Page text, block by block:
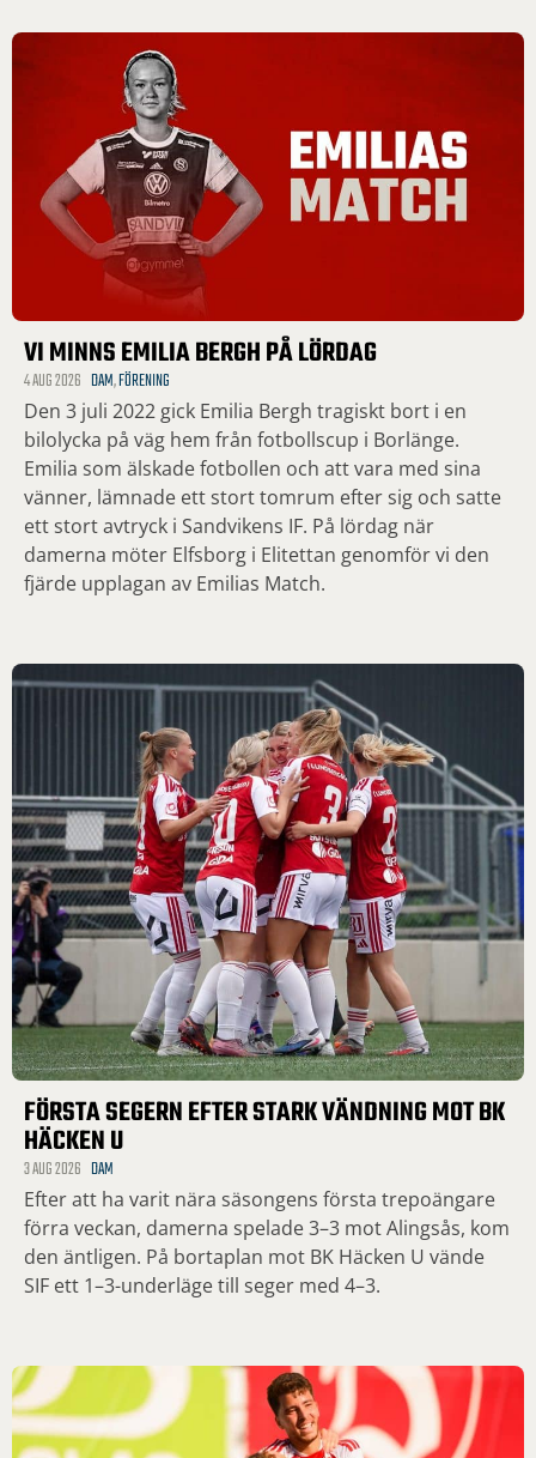
VI MINNS EMILIA BERGH PÅ LÖRDAG
4 AUG 2026 DAM,FÖRENING
Den 3 juli 2022 gick Emilia Bergh tragiskt bort i en
bilolycka på väg hem från fotbollscup i Borlänge.
Emilia som älskade fotbollen och att vara med sina
vänner, lämnade ett stort tomrum efter sig och satte
ett stort avtryck i Sandvikens IF. På lördag när
damerna möter Elfsborg i Elitettan genomför vi den
fjärde upplagan av Emilias Match.
FÖRSTA SEGERN EFTER STARK VÄNDNING MOT BK
HÄCKEN U
3 AUG 2026 DAM
Efter att ha varit nära säsongens första trepoängare
förra veckan, damerna spelade 3–3 mot Alingsås, kom
den äntligen. På bortaplan mot BK Häcken U vände
SIF ett 1–3-underläge till seger med 4–3.